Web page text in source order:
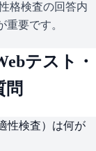
格検査の回答内
要です。
テスト・
問
性検査）は何が